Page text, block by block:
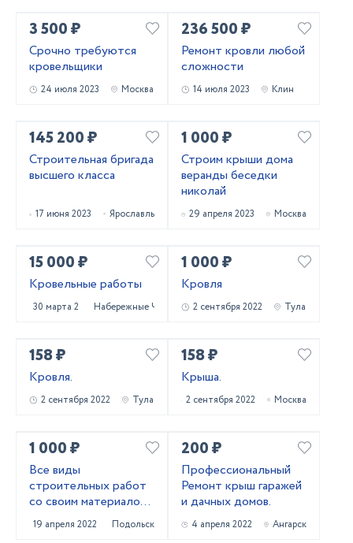
3 500 ₽
Срочно требуются
кровельщики
24 июля 2023 Москва
236 500 ₽
Ремонт кровли любой
сложности
14 июля 2023 Клин
145 200 ₽
Строительная бригада
высшего класса
17 июня 2023 Ярославль
1 000 ₽
Строим крыши дома
веранды беседки
николай
29 апреля 2023 Москва
15 000 ₽
Кровельные работы
30 марта 2023 Набережные Челны
1 000 ₽
Кровля
2 сентября 2022 Тула
158 ₽
Кровля.
2 сентября 2022 Тула
158 ₽
Крыша.
2 сентября 2022 Москва
1 000 ₽
Все виды
строительных работ
со своим материалом
и с материалом
заказчика
19 апреля 2022 Подольск
200 ₽
Профессиональный
Ремонт крыш гаражей
и дачных домов.
4 апреля 2022 Ангарск